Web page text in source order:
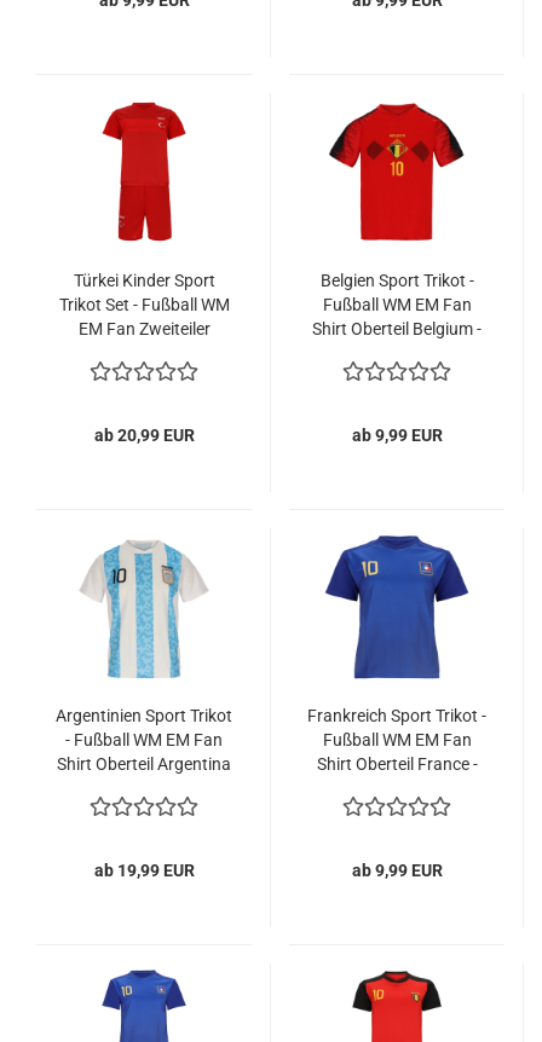
Türkei Kinder Sport
Trikot Set - Fußball WM
EM Fan Zweiteiler
ab 20,99 EUR
Belgien Sport Trikot -
Fußball WM EM Fan
Shirt Oberteil Belgium -
ab 9,99 EUR
Argentinien Sport Trikot
- Fußball WM EM Fan
Shirt Oberteil Argentina
ab 19,99 EUR
Frankreich Sport Trikot -
Fußball WM EM Fan
Shirt Oberteil France -
ab 9,99 EUR